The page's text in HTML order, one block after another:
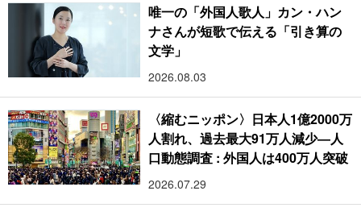
唯一の「外国人歌人」カン・ハン
ナさんが短歌で伝える「引き算の
文学」
2026.08.03
〈縮むニッポン〉日本人1億2000万
人割れ、過去最大91万人減少―人
口動態調査 : 外国人は400万人突破
2026.07.29